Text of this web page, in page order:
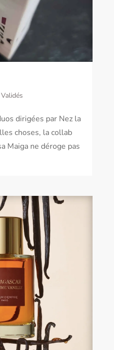
dirigées par Nez la
choses, la collab
Maiga ne déroge pas